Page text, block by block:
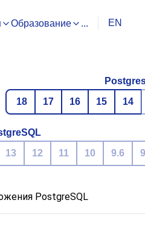
Образование ... EN
18
17 16 15 14
13 12 11 10 9.6
PostgreSQL